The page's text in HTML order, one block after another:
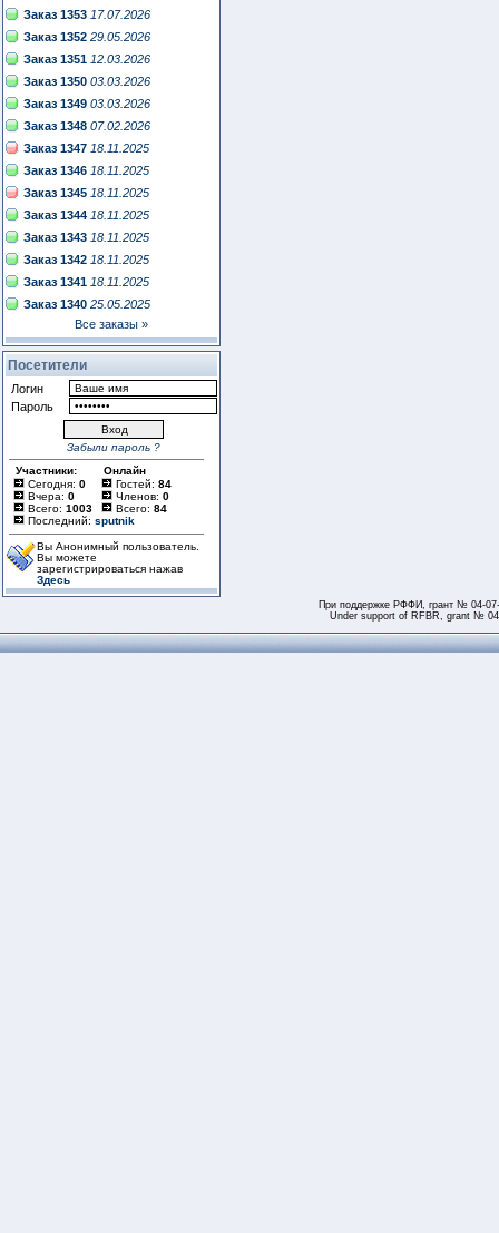
Заказ 1353 17.07.2026
Заказ 1352 29.05.2026
Заказ 1351 12.03.2026
Заказ 1350 03.03.2026
Заказ 1349 03.03.2026
Заказ 1348 07.02.2026
Заказ 1347 18.11.2025
Заказ 1346 18.11.2025
Заказ 1345 18.11.2025
Заказ 1344 18.11.2025
Заказ 1343 18.11.2025
Заказ 1342 18.11.2025
Заказ 1341 18.11.2025
Заказ 1340 25.05.2025
Все заказы »
Посетители
Логин
Пароль
Забыли пароль ?
Участники:
Сегодня: 0
Вчера: 0
Всего: 1003
Онлайн
Гостей: 84
Членов: 0
Всего: 84
Последний: sputnik
Вы Анонимный пользователь.
Вы можете
зарегистрироваться нажав
Здесь
При поддержке РФФИ, грант № 04-
Under support of RFBR, grant №